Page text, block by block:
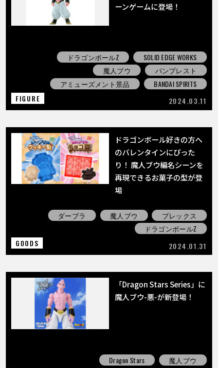
ーンゲームに登場！
ドラゴンボールZ
SOLID EDGE WORKS
魔人ブウ
バンプレスト
アミューズメント景品
BANDAI SPIRITS
FIGURE
2024.03.11
ドラゴンボール好きの方へ
のバレンタインにぴった
り！ 魔⼈ブウ編名シーンを
再現できるお菓子の型が登
場
ダーブラ 魔人ブウ
プレックス
ドラゴンボールZ
GOODS
2024.01.31
「Dragon Stars Series」に
魔人ブウ-悪-が新登場！
Dragon Stars
魔人ブウ